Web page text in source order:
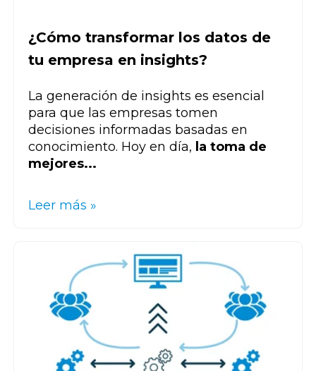
¿Cómo transformar los datos de
tu empresa en insights?
La generación de insights es esencial
para que las empresas tomen
decisiones informadas basadas en
conocimiento. Hoy en día, la toma de
mejores...
Leer más »